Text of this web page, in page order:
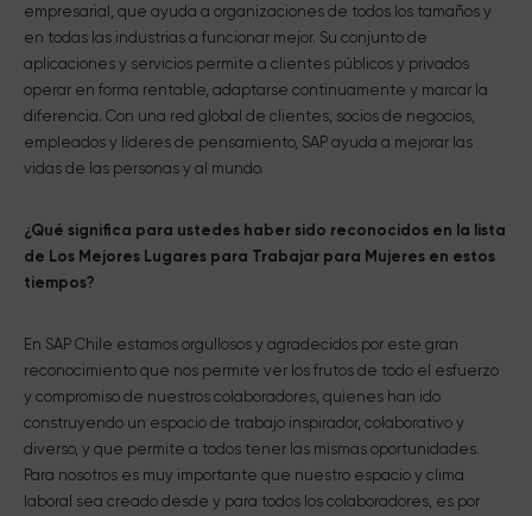
empresarial, que ayuda a organizaciones de todos los tamaños y
en todas las industrias a funcionar mejor. Su conjunto de
aplicaciones y servicios permite a clientes públicos y privados
operar en forma rentable, adaptarse continuamente y marcar la
diferencia. Con una red global de clientes, socios de negocios,
empleados y líderes de pensamiento, SAP ayuda a mejorar las
vidas de las personas y al mundo.
¿Qué significa para ustedes haber sido reconocidos en la lista
de Los Mejores Lugares para Trabajar para Mujeres en estos
tiempos?
En SAP Chile estamos orgullosos y agradecidos por este gran
reconocimiento que nos permite ver los frutos de todo el esfuerzo
y compromiso de nuestros colaboradores, quienes han ido
construyendo un espacio de trabajo inspirador, colaborativo y
diverso, y que permite a todos tener las mismas oportunidades.
Para nosotros es muy importante que nuestro espacio y clima
laboral sea creado desde y para todos los colaboradores, es por